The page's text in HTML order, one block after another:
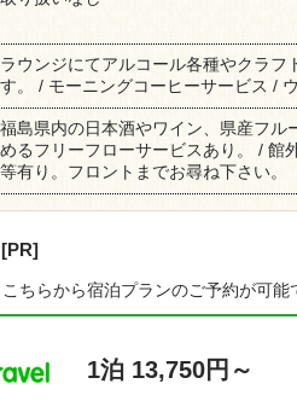
ラウンジにてアルコール各種やクラフ
す。 / モーニングコーヒーサービス /
福島県内の日本酒やワイン、県産フル
めるフリーフローサービスあり。 / 館
等有り。フロントまでお尋ね下さい。
[PR]
ちらから宿泊プランのご予約が可能
1泊 13,750円～